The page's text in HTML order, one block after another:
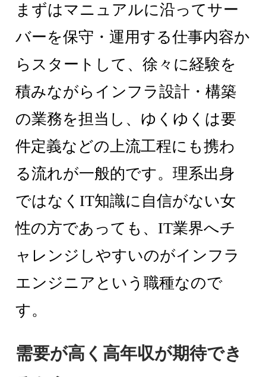
まずはマニュアルに沿ってサー
バーを保守・運用する仕事内容か
らスタートして、徐々に経験を
積みながらインフラ設計・構築
の業務を担当し、ゆくゆくは要
件定義などの上流工程にも携わ
る流れが一般的です。理系出身
ではなくIT知識に自信がない女
性の方であっても、IT業界へチ
ャレンジしやすいのがインフラ
エンジニアという職種なので
す。
需要が高く高年収が期待でき